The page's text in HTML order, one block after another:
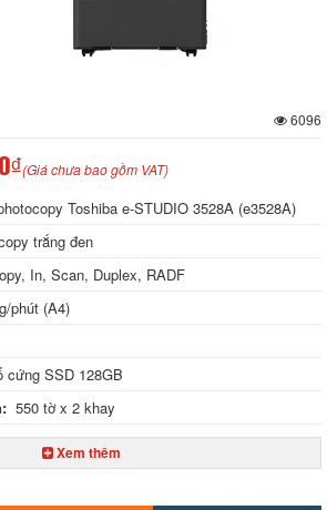
6096
(Giá chưa bao gồm VAT)
Toshiba e-STUDIO 3528A (e3528A)
trắng đen
In, Scan, Duplex, RADF
phút (A4)
cứng SSD 128GB
550 tờ x 2 khay
x 600 dpi (chế độ Smoothing)
Xem thêm